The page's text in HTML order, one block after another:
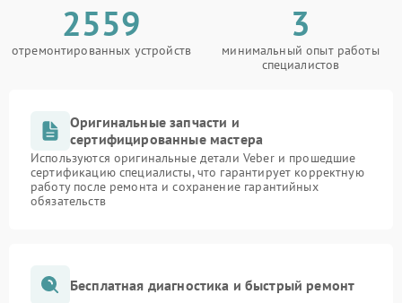
2559
отремонтированных устройств
3
минимальный опыт работы
специалистов
Оригинальные запчасти и
сертифицированные мастера
Используются оригинальные детали Veber и прошедшие
сертификацию специалисты, что гарантирует корректную
работу после ремонта и сохранение гарантийных
обязательств
Бесплатная диагностика и быстрый ремонт